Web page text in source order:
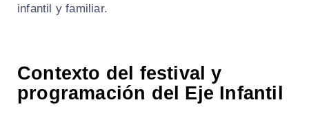
infantil y familiar.
Contexto del festival y
programación del Eje Infantil